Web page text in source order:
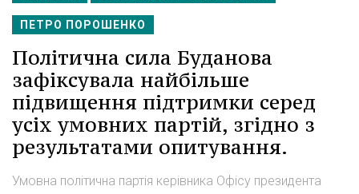
ПЕТРО ПОРОШЕНКО
Політична сила Буданова
зафіксувала найбільше
підвищення підтримки серед
усіх умовних партій, згідно з
результатами опитування.
Умовна політична партія керівника Офісу президента